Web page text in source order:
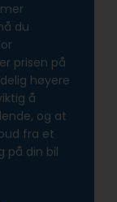
du
prisen på
høyere
å
og at
fra et
på din bil